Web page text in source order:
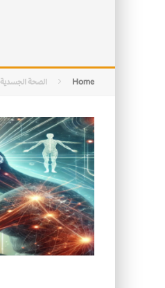
Home الصحة الجسدية